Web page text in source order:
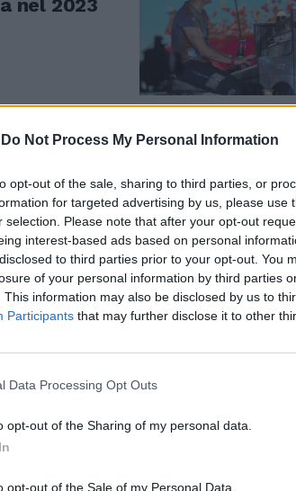
Do Not Process My Personal Information
opt-out of the sale, sharing to third parties, or
for targeted advertising by us, please use
selection. Please note that after your opt-out
interest-based ads based on personal
to third parties prior to your opt-out. You
of your personal information by third parties
This information may also be disclosed by us to
Participants that may further disclose it to other
Data Processing Opt Outs
opt-out of the Sharing of my personal data.
opt-out of the Sale of my Personal Data.
nel 2023
per la
"L'acufene
e mi